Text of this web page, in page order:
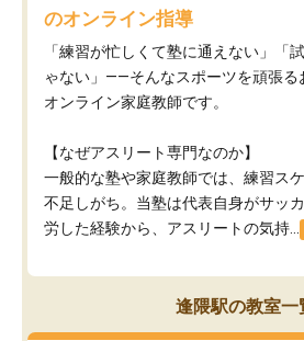
のオンライン指導
「練習が忙しくて塾に通えない」「
ゃない」——そんなスポーツを頑張る
オンライン家庭教師です。
【なぜアスリート専門なのか】
一般的な塾や家庭教師では、練習ス
不足しがち。当塾は代表自身がサッ
労した経験から、アスリートの気持...
逢隈駅の教室一